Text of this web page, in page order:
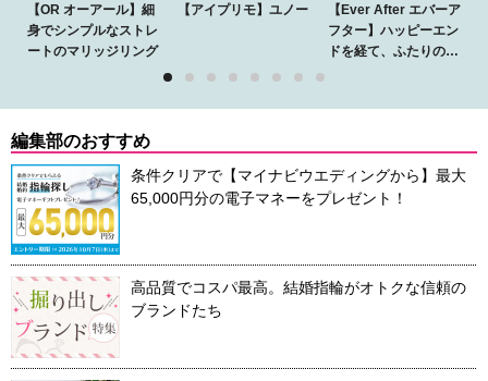
【OR オーアール】細
身でシンプルなストレ
ートのマリッジリング
【アイプリモ】ユノー
【Ever After エバーア
フター】ハッピーエン
ドを経て、ふたりの物
編集部のおすすめ
条件クリアで【マイナビウエディングから】最大
65,000円分の電子マネーをプレゼント！
高品質でコスパ最高。結婚指輪がオトクな信頼の
ブランドたち